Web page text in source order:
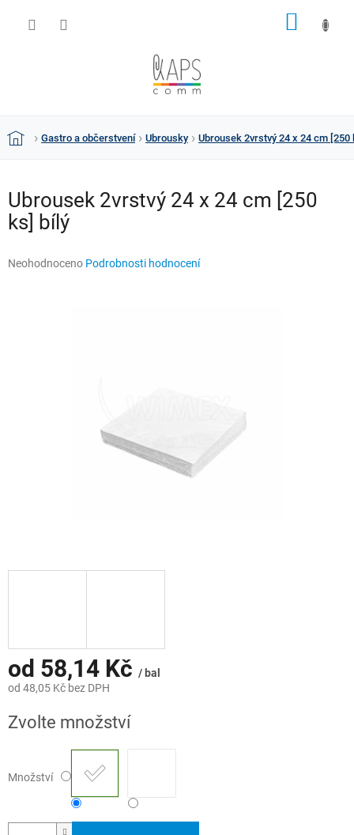
DomůGastro a občerstvení Ubrousky Ubrousek 2vrstvý 24 x 24 cm [250
Ubrousek 2vrstvý 24 x 24 cm [250
ks] bílý
Průměrné
Neohodnoceno Podrobnosti hodnocení
od 58,14 Kč / bal
od 48,05 Kč bez DPH
cena:
Zvolte množství
Množství